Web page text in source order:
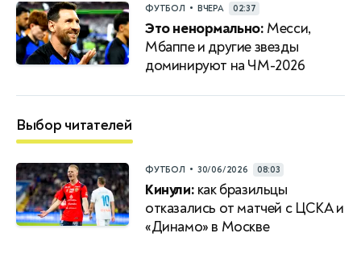
ФУТБОЛ • ВЧЕРА 02:37
Это ненормально: Месси,
Мбаппе и другие звезды
доминируют на ЧМ-2026
Выбор читателей
ФУТБОЛ • 30/06/2026 08:03
Кинули: как бразильцы
отказались от матчей с ЦСКА и
«Динамо» в Москве